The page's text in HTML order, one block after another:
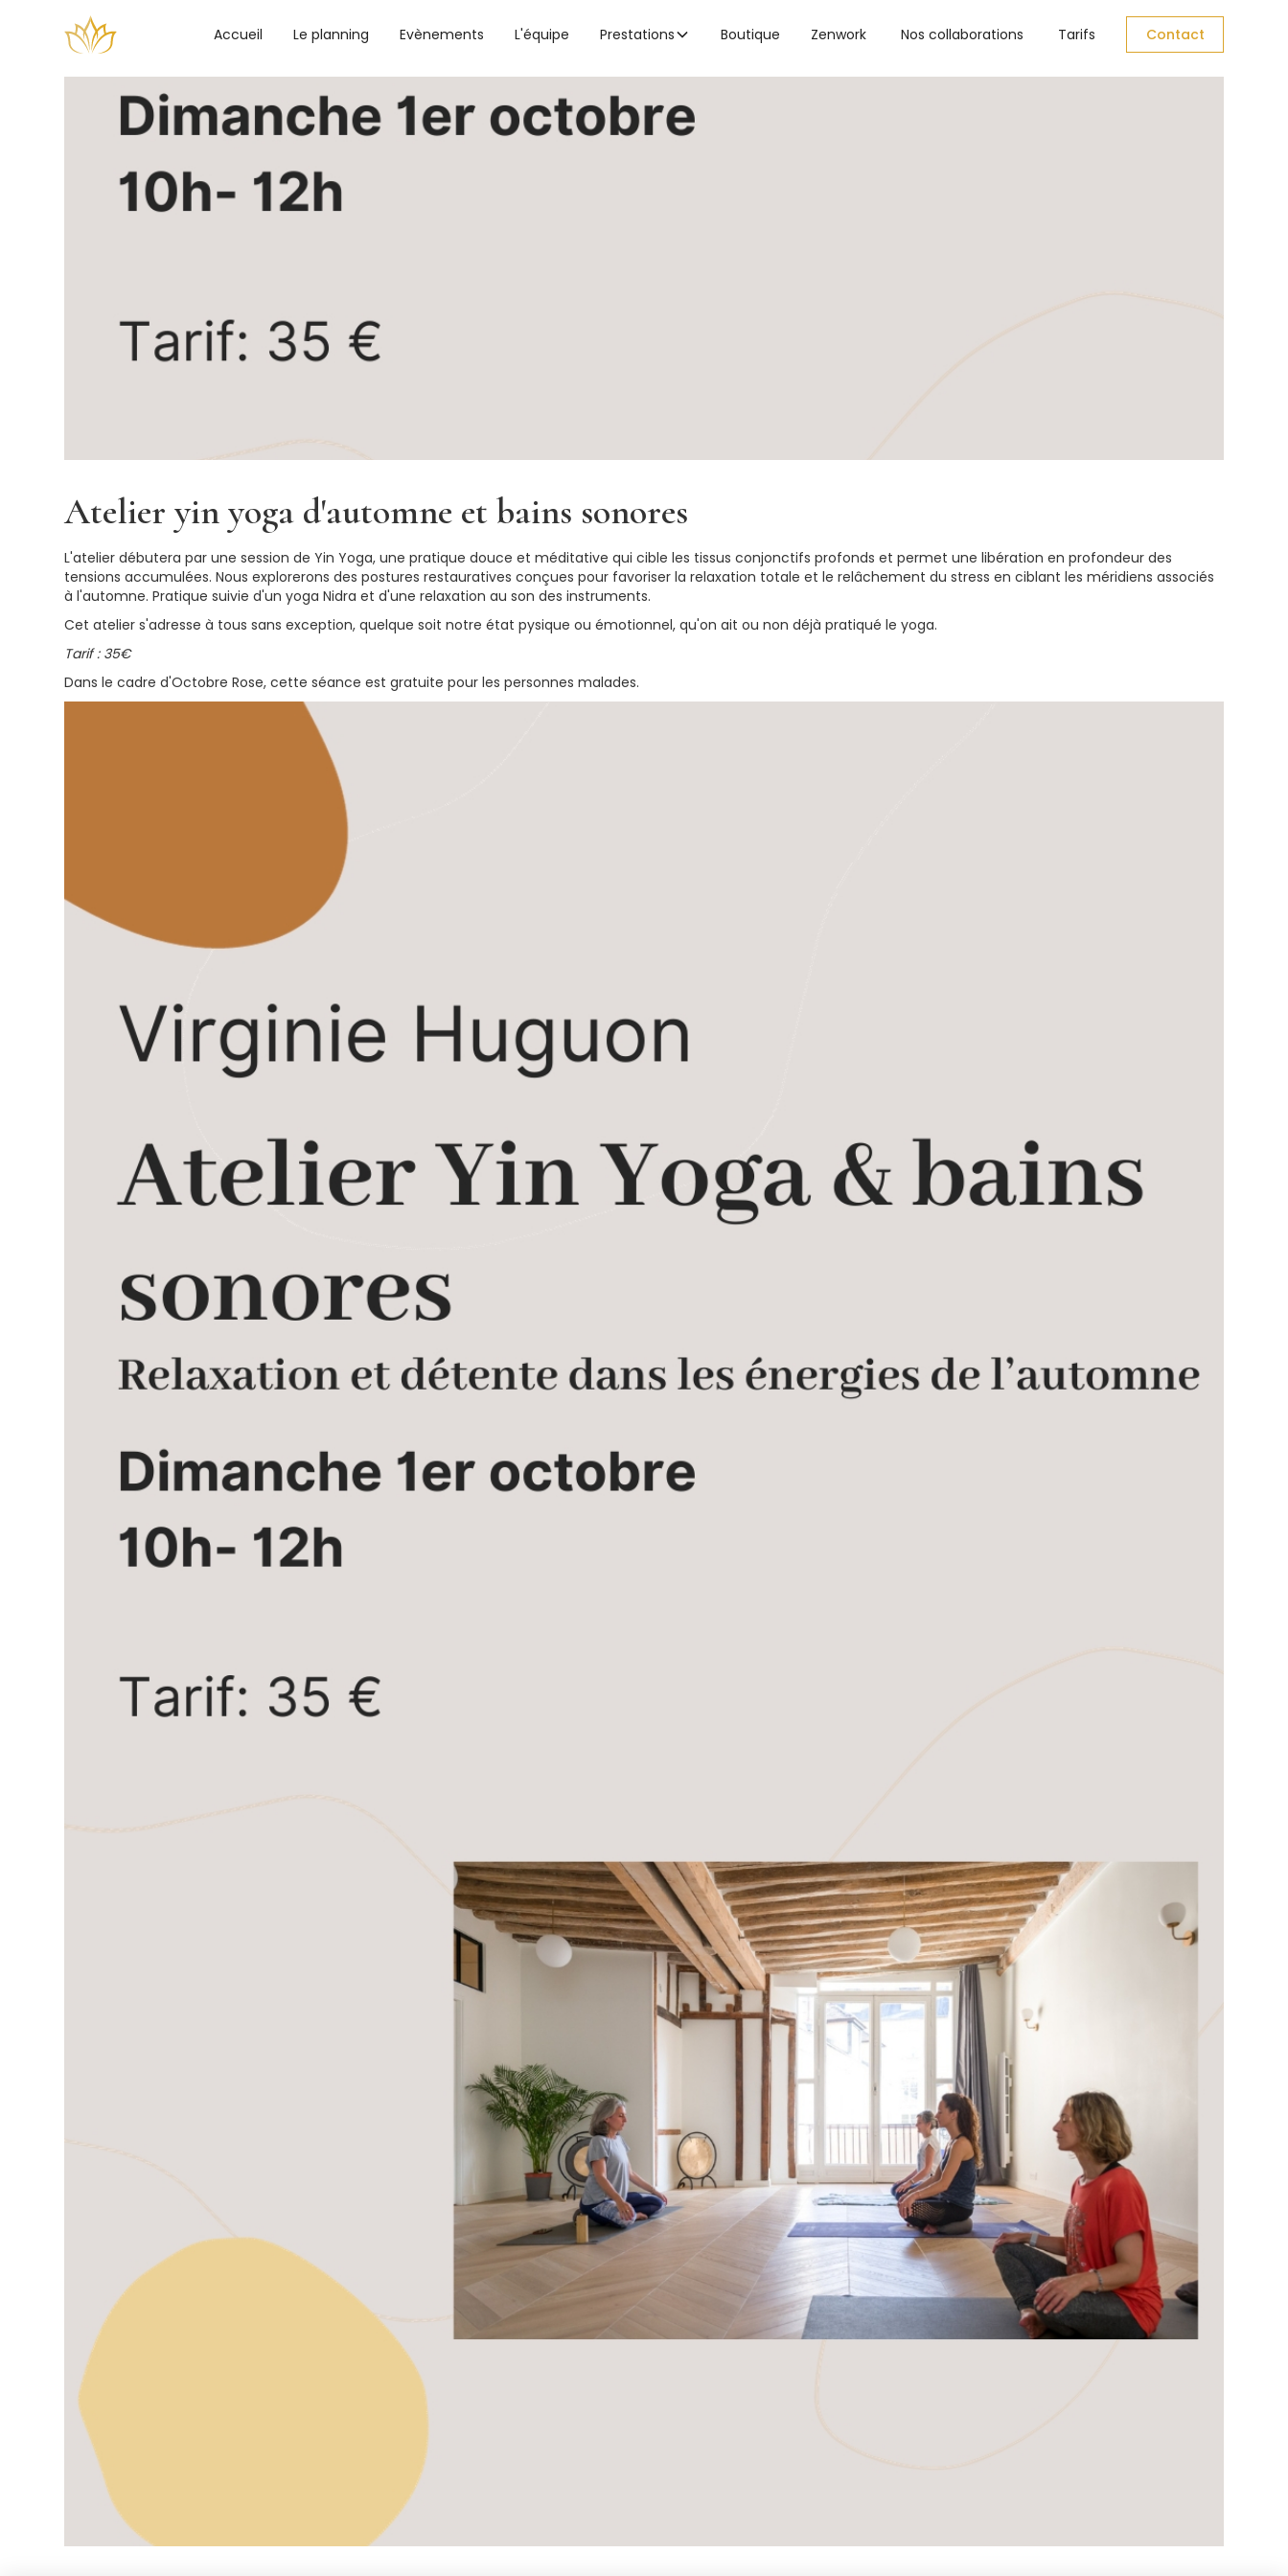
Accueil Le planning Evènements L'équipe Prestations Boutique Zenwork Nos collaborations Tarifs Contact
Atelier yin yoga d'automne et bains sonores
L'atelier débutera par une session de Yin Yoga, une pratique douce et méditative qui cible les tissus conjonctifs profonds et permet une libération en profondeur des
tensions accumulées. Nous explorerons des postures restauratives conçues pour favoriser la relaxation totale et le relâchement du stress en ciblant les méridiens associés
à l'automne. Pratique suivie d'un yoga Nidra et d'une relaxation au son des instruments.
Cet atelier s'adresse à tous sans exception, quelque soit notre état pysique ou émotionnel, qu'on ait ou non déjà pratiqué le yoga.
Tarif : 35€
Dans le cadre d'Octobre Rose, cette séance est gratuite pour les personnes malades.